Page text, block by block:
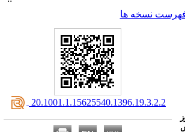
نسخه ها
‎ 20.1001.1.15625540.1396.19.3.2.2